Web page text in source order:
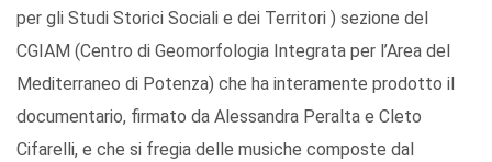
per gli Studi Storici Sociali e dei Territori ) sezione del
CGIAM (Centro di Geomorfologia Integrata per l’Area del
Mediterraneo di Potenza) che ha interamente prodotto il
documentario, firmato da Alessandra Peralta e Cleto
Cifarelli, e che si fregia delle musiche composte dal